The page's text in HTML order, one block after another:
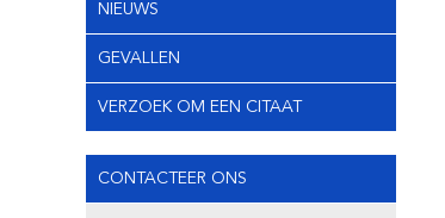
NIEUWS
GEVALLEN
VERZOEK OM EEN CITAAT
CONTACTEER ONS